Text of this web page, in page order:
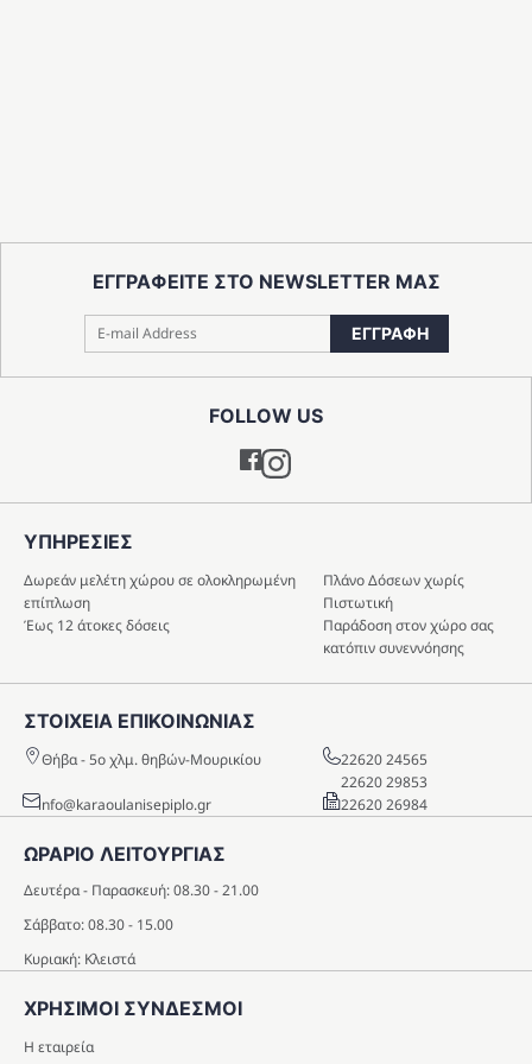
FOLLOW US
Instagram
ΕΓΓΡΑΦΕΙΤΕ ΣΤΟ NEWSLETTER ΜΑΣ
ΕΓΓΡΑΦΗ
ΩΡΑΡΙΟ ΛΕΙΤΟΥΡΓΙΑΣ
Δευτέρα - Παρασκευή: 08.30 - 21.00
Σάββατο: 08.30 - 15.00
Κυριακή: Κλειστά
ΧΡΗΣΙΜΟΙ ΣΥΝΔΕΣΜΟΙ
Η εταιρεία
ΥΠΗΡΕΣIΕΣ
Δωρεάν μελέτη χώρου σε ολοκληρωμένη
επίπλωση
Πλάνο Δόσεων χωρίς
Πιστωτική
Έως 12 άτοκες δόσεις
Παράδοση στον χώρο σας
κατόπιν συνεννόησης
ΣΤΟΙΧΕΙΑ ΕΠΙΚΟΙΝΩΝΙΑΣ
Θήβα - 5o χλμ. θηβών-Μουρικίου
22620 24565
22620 29853
info@karaoulanisepiplo.gr
22620 26984